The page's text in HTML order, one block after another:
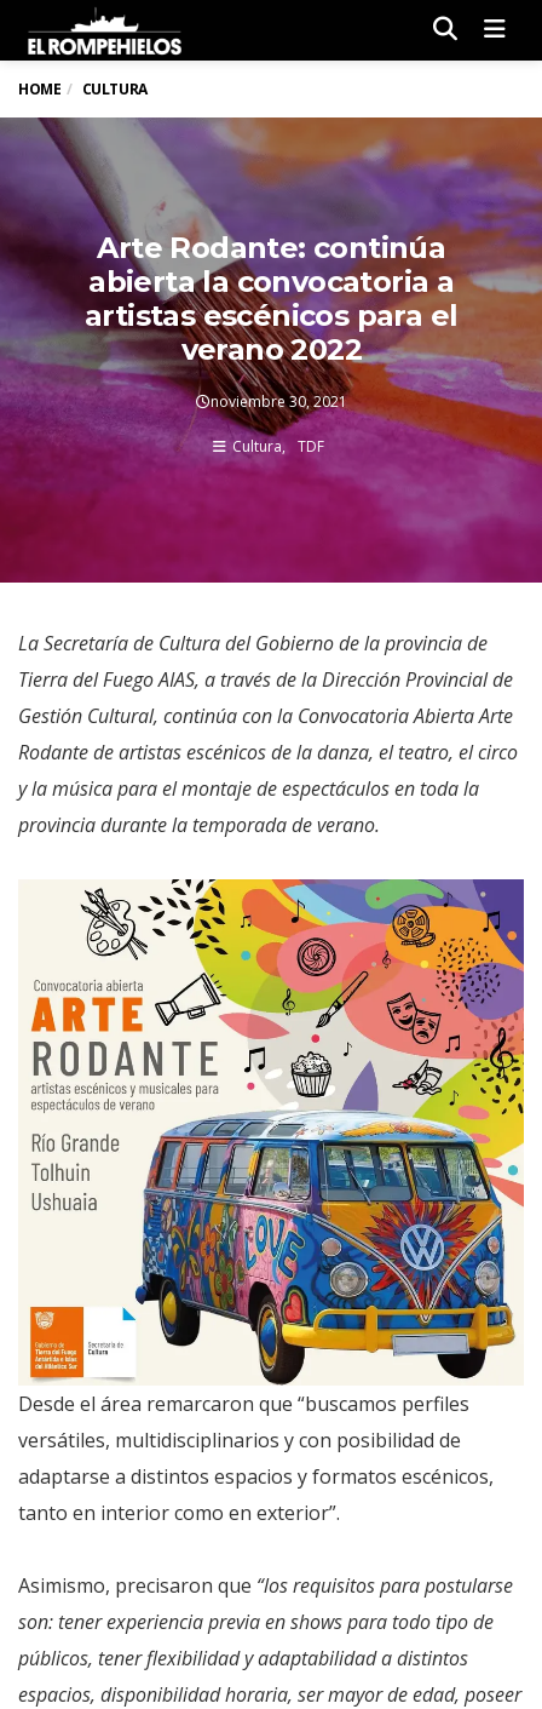
HOME CULTURA
Arte Rodante: continúa
abierta la convocatoria a
artistas escénicos para el
verano 2022
noviembre 30, 2021
Cultura TDF
La Secretaría de Cultura del Gobierno de la provincia de
Tierra del Fuego AIAS, a través de la Dirección Provincial de
Gestión Cultural, continúa con la Convocatoria Abierta Arte
Rodante de artistas escénicos de la danza, el teatro, el circo
y la música para el montaje de espectáculos en toda la
provincia durante la temporada de verano.
Desde el área remarcaron que “buscamos perfiles
versátiles, multidisciplinarios y con posibilidad de
adaptarse a distintos espacios y formatos escénicos,
tanto en interior como en exterior”.
Asimismo, precisaron que “los requisitos para postularse
son: tener experiencia previa en shows para todo tipo de
públicos, tener flexibilidad y adaptabilidad a distintos
espacios, disponibilidad horaria, ser mayor de edad, poseer